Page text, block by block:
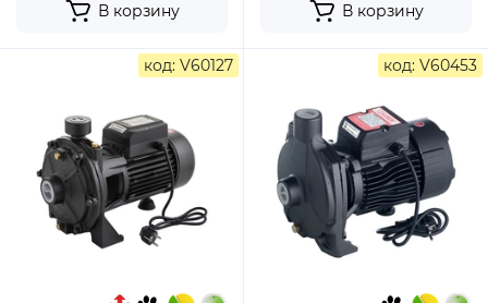
В корзину В корзину
код: V60127 код: V60453